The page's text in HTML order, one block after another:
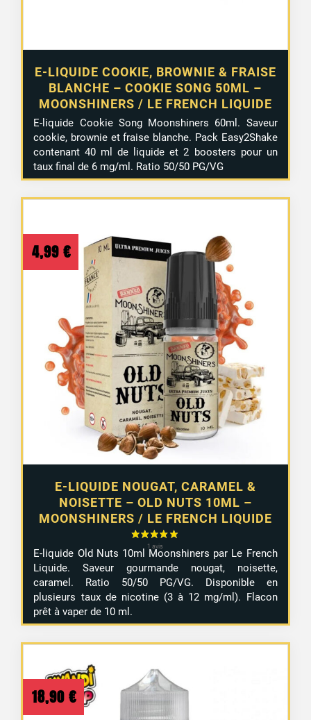
E-LIQUIDE COOKIE, BROWNIE & FRAISE
BLANCHE – COOKIE SONG 50ML –
MOONSHINERS / LE FRENCH LIQUIDE
E-liquide Cookie Song Moonshiners 60ml. Saveur
cookie, brownie et fraise blanche. Pack Easy2Shake
contenant 40 ml de liquide et 2 boosters pour un
taux final de 6 mg/ml. Ratio 50/50 PG/VG
E-LIQUIDE NOUGAT, CARAMEL &
NOISETTE – OLD NUTS 10ML –
MOONSHINERS / LE FRENCH LIQUIDE
4,99 €
E-liquide Old Nuts 10ml Moonshiners par Le French
Liquide. Saveur gourmande nougat, noisette,
caramel. Ratio 50/50 PG/VG. Disponible en
plusieurs taux de nicotine (3 à 12 mg/ml). Flacon
prêt à vaper de 10 ml.
18,90 €